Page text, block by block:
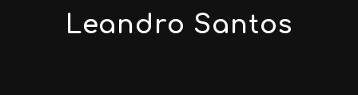
Leandro Santos